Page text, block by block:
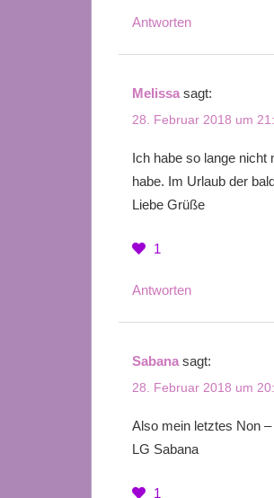
Antworten
Melissa sagt:
28. Februar 2018 um
Ich habe so lange nicht
habe. Im Urlaub der
Liebe Grüße
1
Antworten
Sabana sagt:
28. Februar 2018 um
Also mein letztes Non
LG Sabana
1